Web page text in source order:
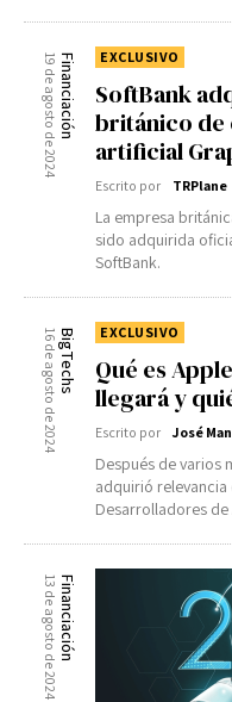
Financiación
19 de agosto de 2024 EXCLUSIVO
SoftBank
británico de
artificial
Escrito por TRPlane
La empresa
sido adquirida
SoftBank.
BigTechs
16 de agosto de 2024 EXCLUSIVO
Qué es
llegará y
Escrito por José
Después de varios
adquirió relevancia
Desarrolladores de
Financiación
13 de agosto de 2024